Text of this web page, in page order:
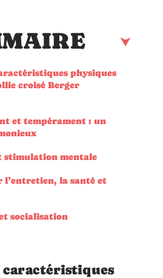
physiques
croisé Berger
et tempérament : un
stimulation mentale
l’entretien, la santé et
socialisation